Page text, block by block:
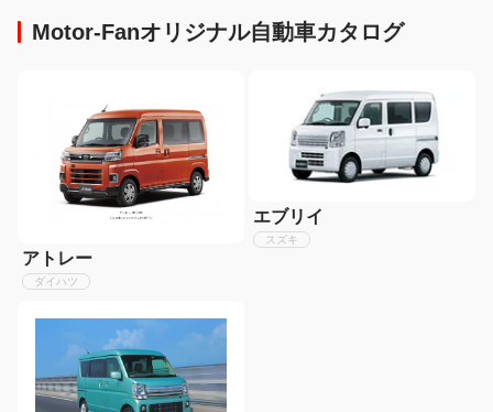
Motor-Fanオリジナル自動車カタログ
アトレー
ダイハツ
エブリイ
スズキ